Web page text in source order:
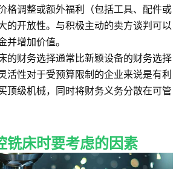
格调整或额外福利（包括工具、配件或
的开放性。与积极主动的卖方谈判可以
并增加价值。
的财务选择通常比新颖设备的财务选择
活性对于受预算限制的企业来说是有利
顶级机械，同时将财务义务分散在可管
铣床时要考虑的因素